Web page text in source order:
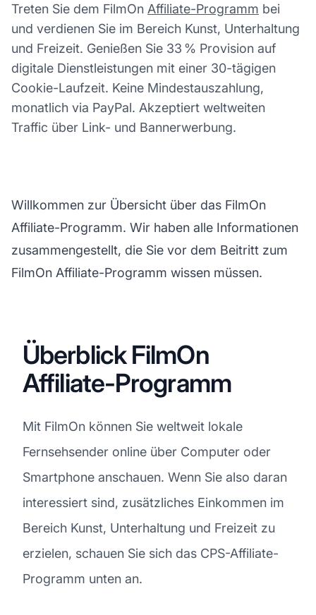
Treten Sie dem FilmOn Affiliate-Programm bei
und verdienen Sie im Bereich Kunst, Unterhaltung
und Freizeit. Genießen Sie 33 % Provision auf
digitale Dienstleistungen mit einer 30-tägigen
Cookie-Laufzeit. Keine Mindestauszahlung,
monatlich via PayPal. Akzeptiert weltweiten
Traffic über Link- und Bannerwerbung.
Willkommen zur Übersicht über das FilmOn
Affiliate-Programm. Wir haben alle Informationen
zusammengestellt, die Sie vor dem Beitritt zum
FilmOn Affiliate-Programm wissen müssen.
Überblick FilmOn
Affiliate-Programm
Mit FilmOn können Sie weltweit lokale
Fernsehsender online über Computer oder
Smartphone anschauen. Wenn Sie also daran
interessiert sind, zusätzliches Einkommen im
Bereich Kunst, Unterhaltung und Freizeit zu
erzielen, schauen Sie sich das CPS-Affiliate-
Programm unten an.